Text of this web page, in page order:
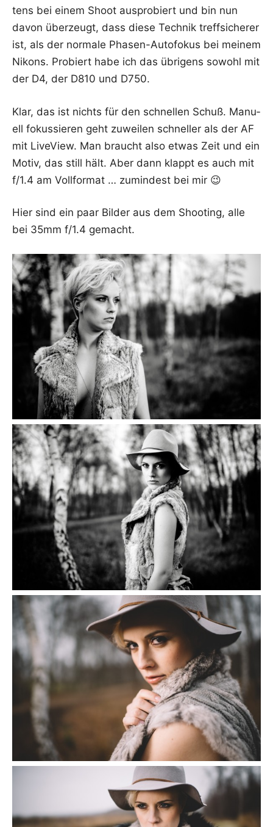
tens bei einem Shoot aus­pro­biert und bin nun
davon über­zeugt, dass die­se Tech­nik treff­si­che­rer
ist, als der nor­ma­le Pha­sen-Auto­fo­kus bei mei­nem
Nikons. Pro­biert habe ich das übri­gens sowohl mit
der D4, der D810 und D750.
Klar, das ist nichts für den schnel­len Schuß. Manu­
ell fokus­sie­ren geht zuwei­len schnel­ler als der AF
mit Live­View. Man braucht also etwas Zeit und ein
Motiv, das still hält. Aber dann klappt es auch mit
f/1.4 am Voll­for­mat … zumin­dest bei mir 😉
Hier sind ein paar Bil­der aus dem Shoo­ting, alle
bei 35mm f/1.4 gemacht.